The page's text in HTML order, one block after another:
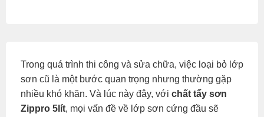
Trong quá trình thi công và sửa chữa, việc loại bỏ lớp
sơn cũ là một bước quan trọng nhưng thường gặp
nhiều khó khăn. Và lúc này đây, với chất tẩy sơn
Zippro 5lít, mọi vấn đề về lớp sơn cứng đầu sẽ